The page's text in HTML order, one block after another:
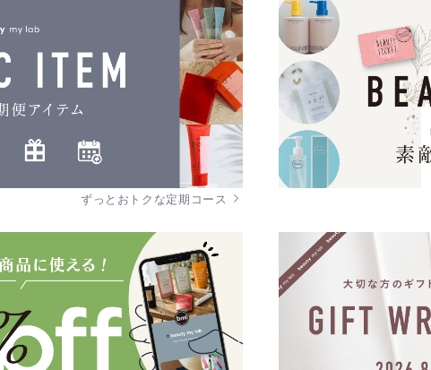
ずっとおトクな定期コース